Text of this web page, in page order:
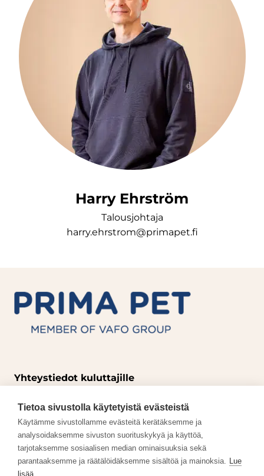
Harry Ehrström
Talousjohtaja
harry.ehrstrom@primapet.fi
Yhteystiedot kuluttajille
info@primapet.fi
Avoinna ma-ti klo 11.00-14.00
Töihin meille
Tietoa sivustolla käytetyistä evästeistä
Käytämme sivustollamme evästeitä kerätäksemme ja
analysoidaksemme sivuston suorituskykyä ja käyttöä,
tarjotaksemme sosiaalisen median ominaisuuksia sekä
parantaaksemme ja räätälöidäksemme sisältöä ja mainoksia. Lue
lisää